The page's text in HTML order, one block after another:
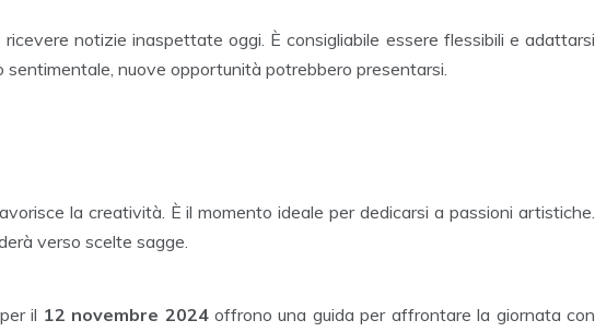
notizie inaspettate oggi. È consigliabile essere flessibili e adattarsi
sentimentale, nuove opportunità potrebbero presentarsi.
la creatività. È il momento ideale per dedicarsi a passioni artistiche.
verso scelte sagge.
per il 12 novembre 2024offrono una guida per affrontare la giornata con